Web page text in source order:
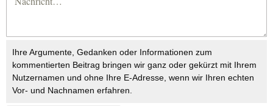
Ihre Argumente, Gedanken oder Informationen zum
kommentierten Beitrag bringen wir ganz oder gekürzt mit Ihrem
Nutzernamen und ohne Ihre E-Adresse, wenn wir Ihren echten
Vor- und Nachnamen erfahren.